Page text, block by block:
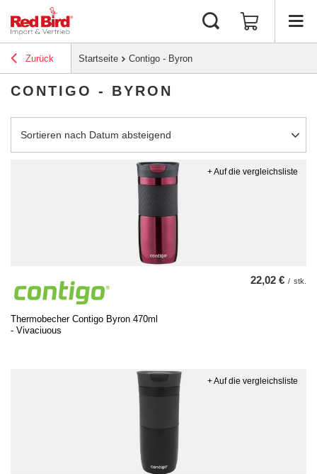
Zurück Startseite Contigo - Byron
CONTIGO - BYRON
Sortierung ändern
Sortieren nach Datum absteigend
Thermobecher Contigo Byron 470ml
- Vivaciuous
22,02 € / stk.
+ Auf die vergleichsliste
+ Auf die vergleichsliste